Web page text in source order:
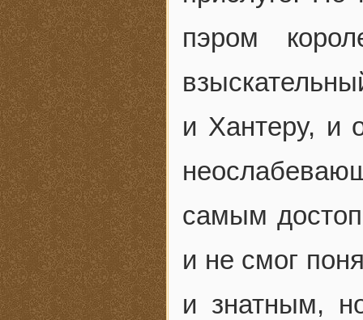
пэром
и Хантеру, и
самым
и не смог
и знатным,